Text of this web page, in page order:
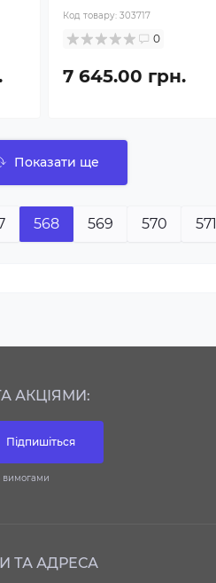
Код товару: 303717
0
7 645.00 грн.
Показати ще
568 569 570 571
АКЦІЯМИ:
Підпишіться
вимогами
ТА АДРЕСА